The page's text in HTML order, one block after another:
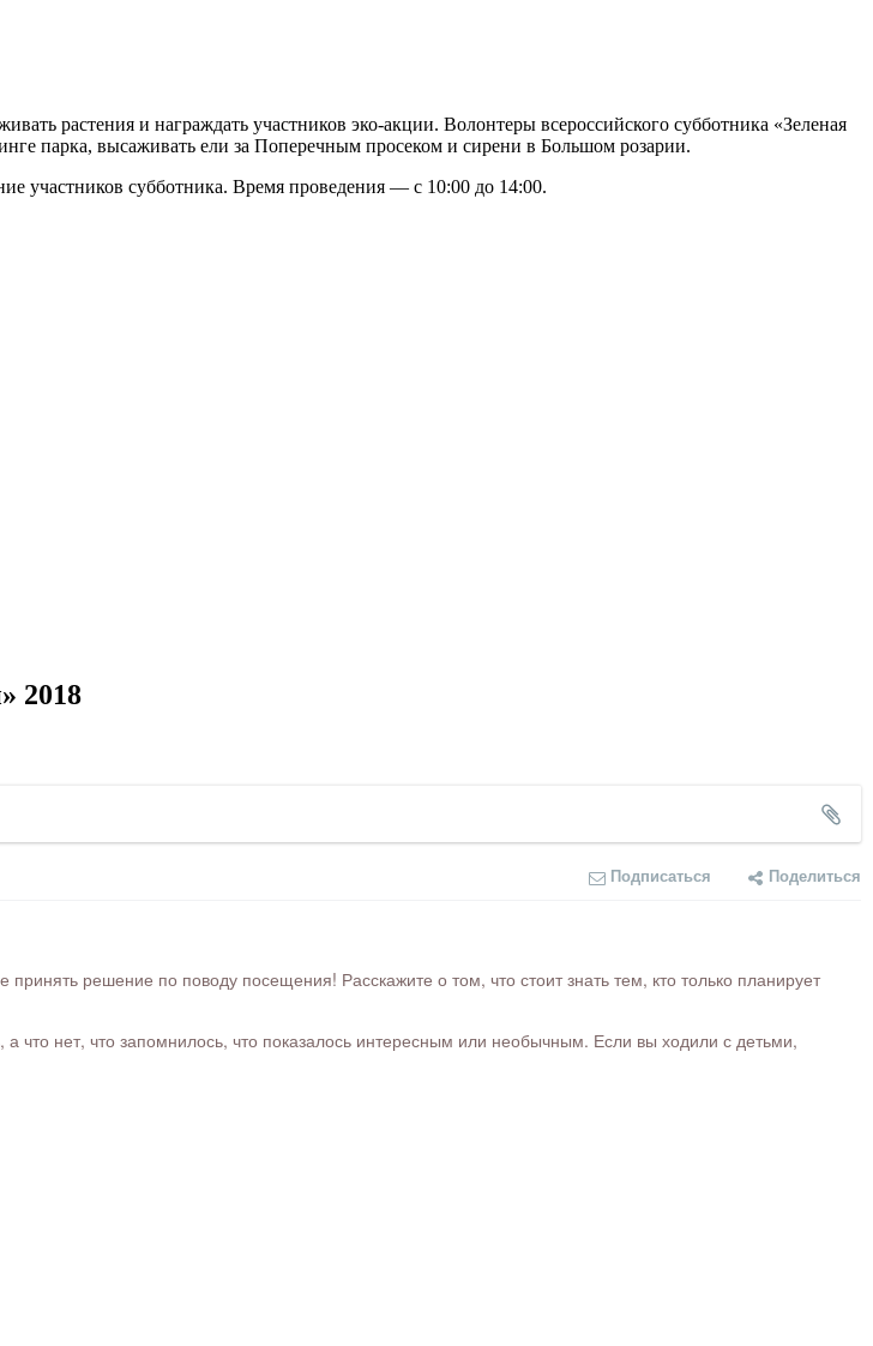
растения и награждать участников эко-акции. Волонтеры всероссийского субботника «Зеленая
парка, высаживать ели за Поперечным просеком и сирени в Большом розарии.
участников субботника. Время проведения — с 10:00 до 14:00.
2018
Подписаться Поделиться
решение по поводу посещения! Расскажите о том, что стоит знать тем, кто только планирует
нет, что запомнилось, что показалось интересным или необычным. Если вы ходили с детьми,